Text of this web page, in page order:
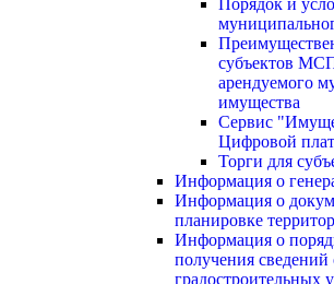
Порядок и
субъектов
арендуемого
имущества
Сервис
Цифровой
Торги для
Информация о
Информация о
планировке
Информация о
получения сведений
градостроительных